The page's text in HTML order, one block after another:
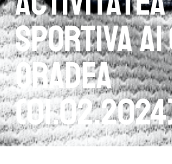
sportiva ai
Oradea